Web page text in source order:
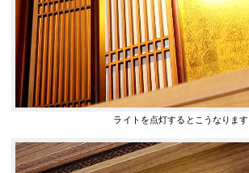
ライトを点灯するとこうなります